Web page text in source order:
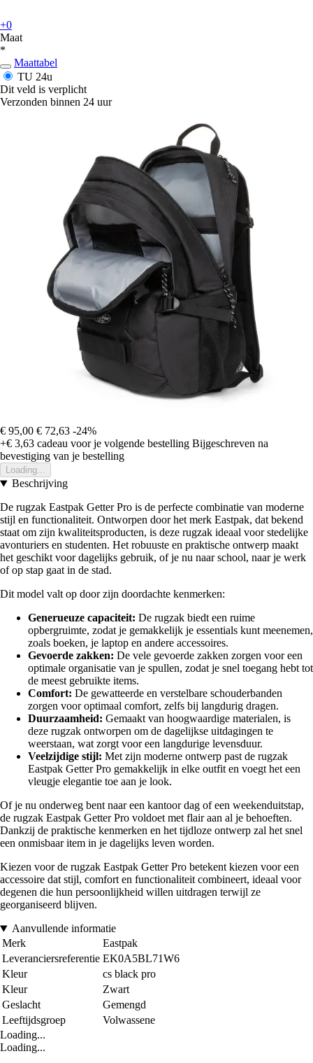
+0
Maat
*
Maattabel
TU 24u
Dit veld is verplicht
Verzonden binnen 24 uur
€ 95,00 € 72,63 -24%
+€ 3,63 cadeau voor je volgende bestelling Bijgeschreven na
bevestiging van je bestelling
Loading...
Beschrijving
De rugzak Eastpak Getter Pro is de perfecte combinatie van moderne
stijl en functionaliteit. Ontworpen door het merk Eastpak, dat bekend
staat om zijn kwaliteitsproducten, is deze rugzak ideaal voor stedelijke
avonturiers en studenten. Het robuuste en praktische ontwerp maakt
het geschikt voor dagelijks gebruik, of je nu naar school, naar je werk
of op stap gaat in de stad.
Dit model valt op door zijn doordachte kenmerken:
Generueuze capaciteit: De rugzak biedt een ruime
opbergruimte, zodat je gemakkelijk je essentials kunt meenemen,
zoals boeken, je laptop en andere accessoires.
Gevoerde zakken: De vele gevoerde zakken zorgen voor een
optimale organisatie van je spullen, zodat je snel toegang hebt tot
de meest gebruikte items.
Comfort: De gewatteerde en verstelbare schouderbanden
zorgen voor optimaal comfort, zelfs bij langdurig dragen.
Duurzaamheid: Gemaakt van hoogwaardige materialen, is
deze rugzak ontworpen om de dagelijkse uitdagingen te
weerstaan, wat zorgt voor een langdurige levensduur.
Veelzijdige stijl: Met zijn moderne ontwerp past de rugzak
Eastpak Getter Pro gemakkelijk in elke outfit en voegt het een
vleugje elegantie toe aan je look.
Of je nu onderweg bent naar een kantoor dag of een weekenduitstap,
de rugzak Eastpak Getter Pro voldoet met flair aan al je behoeften.
Dankzij de praktische kenmerken en het tijdloze ontwerp zal het snel
een onmisbaar item in je dagelijks leven worden.
Kiezen voor de rugzak Eastpak Getter Pro betekent kiezen voor een
accessoire dat stijl, comfort en functionaliteit combineert, ideaal voor
degenen die hun persoonlijkheid willen uitdragen terwijl ze
georganiseerd blijven.
Aanvullende informatie
Merk
Eastpak
Leveranciersreferentie EK0A5BL71W6
Kleur
cs black pro
Kleur
Zwart
Geslacht
Gemengd
Leeftijdsgroep
Volwassene
Loading...
Loading...